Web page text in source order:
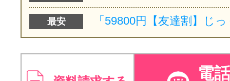
最安
電